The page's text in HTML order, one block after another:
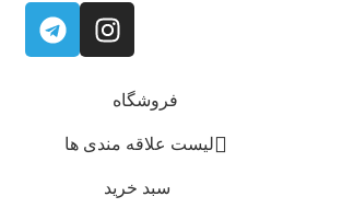
فروشگاه
لیست علاقه مندی ها
سبد خرید